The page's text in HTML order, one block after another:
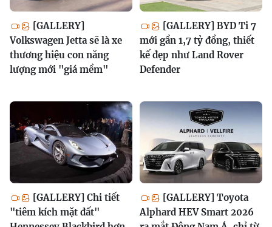
[GALLERY]
Volkswagen Jetta sẽ là xe
thương hiệu con năng
lượng mới "giá mềm"
[GALLERY] BYD Ti 7
mới gần 1,7 tỷ đồng, thiết
kế đẹp như Land Rover
Defender
[GALLERY] Chi tiết
"tiêm kích mặt đất"
[GALLERY] Toyota
Alphard HEV Smart 2026